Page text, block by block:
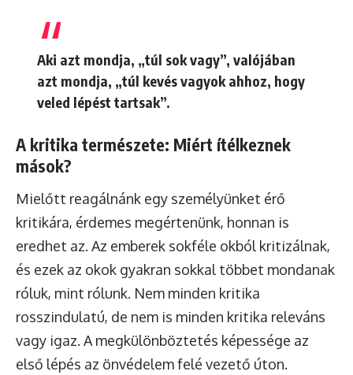
Aki azt mondja, „túl sok vagy”, valójában
azt mondja, „túl kevés vagyok ahhoz, hogy
veled lépést tartsak”.
A kritika természete: Miért ítélkeznek
mások?
Mielőtt reagálnánk egy személyünket érő
kritikára, érdemes megértenünk, honnan is
eredhet az. Az emberek sokféle okból kritizálnak,
és ezek az okok gyakran sokkal többet mondanak
róluk, mint rólunk. Nem minden kritika
rosszindulatú, de nem is minden kritika releváns
vagy igaz. A megkülönböztetés képessége az
első lépés az önvédelem felé vezető úton.